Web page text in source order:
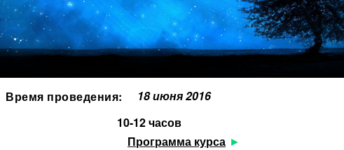
Время проведения:
18 июня 2016
10-12 часов
Программа курса